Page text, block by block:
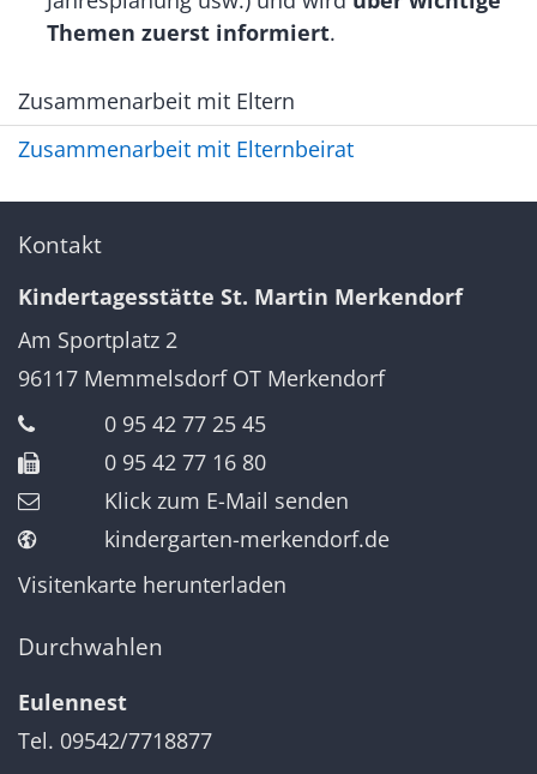
Themen zuerst informiert.
Zusammenarbeit mit Eltern
Zusammenarbeit mit Elternbeirat
Kontakt
Kindertagesstätte St. Martin Merkendorf
Am Sportplatz 2
96117 Memmelsdorf OT Merkendorf
0 95 42 77 25 45
0 95 42 77 16 80
Klick zum E-Mail senden
kindergarten-merkendorf.de
Visitenkarte herunterladen
Durchwahlen
Eulennest
Tel. 09542/7718877